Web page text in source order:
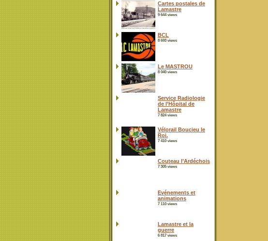
Cartes postales de
Lamastre
9 644 views
BCL
8 693 views
Le MASTROU
8 040 views
Service Radiologie
de l’Hôpital de
Lamastre
7 824 views
Vélorail Boucieu le
Roi.
7 410 views
Couteau l’Ardéchois
7 305 views
Evénements et
animations
7 110 views
Lamastre et la
guerre
6 817 views